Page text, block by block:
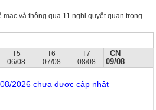
và thông qua 11 nghị quyết quan trọng
T5
06/08
T6
07/08
T7
08/08
CN
09/08
2026 chưa được cập nhật